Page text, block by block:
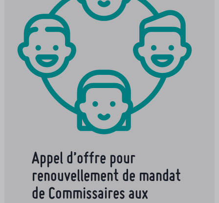
Appel d’offre pour
renouvellement de mandat
de Commissaires aux